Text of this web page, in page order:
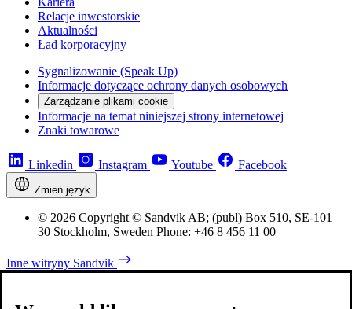
Relacje inwestorskie
Aktualności
Ład korporacyjny
Sygnalizowanie (Speak Up)
Informacje dotyczące ochrony danych osobowych
Zarządzanie plikami cookie
Informacje na temat niniejszej strony internetowej
Znaki towarowe
Linkedin Instagram Youtube Facebook
Zmień język
© 2026 Copyright © Sandvik AB; (publ) Box 510, SE-101
30 Stockholm, Sweden Phone: +46 8 456 11 00
Inne witryny Sandvik